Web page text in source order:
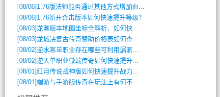
[08/06] 1.76版法师能否通过其他方式增加血量？
[08/06] 1.76新开合击版本如何快速提升等级？
[08/03]龙渊版本地图坐标全解析，如何快速定位BOSS位置？
[08/03]龙城决复古传奇赞助价格表如何查询？
[08/02]逆水寒单职业存在哪些可利用漏洞？如何快速提升战力？
[08/02]逆天单职业微端传奇如何快速提升战力？新手必看攻略
[08/01]红月传说战神版如何快速提升战力？新手攻略全解析？
[08/01]端游与手游版传奇在玩法上有何不同？